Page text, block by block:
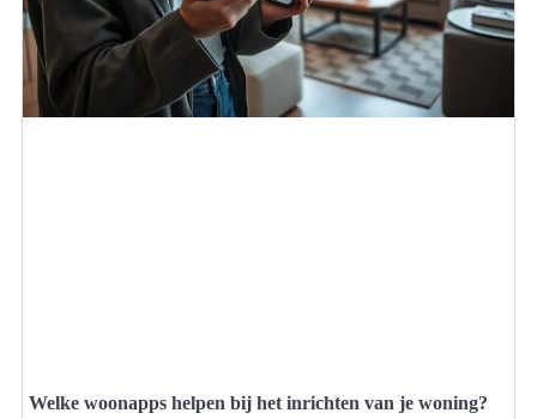
Welke woonapps helpen bij het inrichten van je woning?